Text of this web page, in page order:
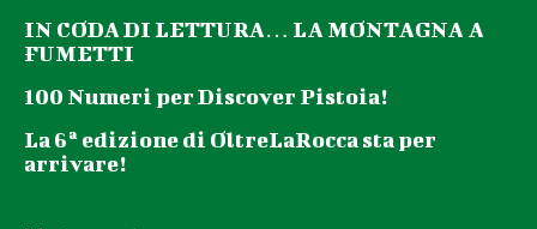
IN CODA DI LETTURA… LA MONTAGNA A
FUMETTI
100 Numeri per Discover Pistoia!
La 6ª edizione di OltreLaRocca sta per
arrivare!